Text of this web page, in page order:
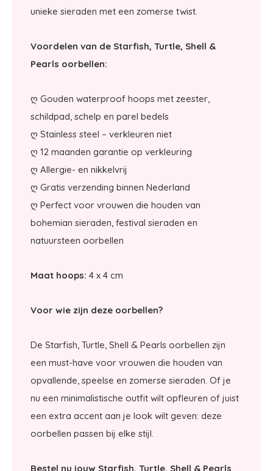
unieke sieraden met een zomerse twist.
Voordelen van de Starfish, Turtle, Shell &
Pearls oorbellen:
ღ Gouden waterproof hoops met zeester,
schildpad, schelp en parel bedels
ღ Stainless steel – verkleuren niet
ღ 12 maanden garantie op verkleuring
ღ Allergie- en nikkelvrij
ღ Gratis verzending binnen Nederland
ღ Perfect voor vrouwen die houden van
bohemian sieraden, festival sieraden en
natuursteen oorbellen
Maat hoops: 4 x 4 cm
Voor wie zijn deze oorbellen?
De Starfish, Turtle, Shell & Pearls oorbellen zijn
een must-have voor vrouwen die houden van
opvallende, speelse en zomerse sieraden. Of je
nu een minimalistische outfit wilt opfleuren of juist
een extra accent aan je look wilt geven: deze
oorbellen passen bij elke stijl.
Bestel nu jouw Starfish, Turtle, Shell & Pearls